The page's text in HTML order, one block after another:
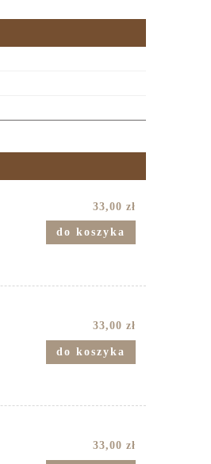
33,00 zł
do koszyka
33,00 zł
do koszyka
33,00 zł